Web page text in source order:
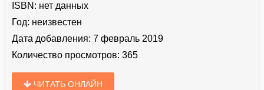
ISBN: нет данных
Год: неизвестен
Дата добавления: 7 февраль 2019
Количество просмотров: 365
ЧИТАТЬ ОНЛАЙН